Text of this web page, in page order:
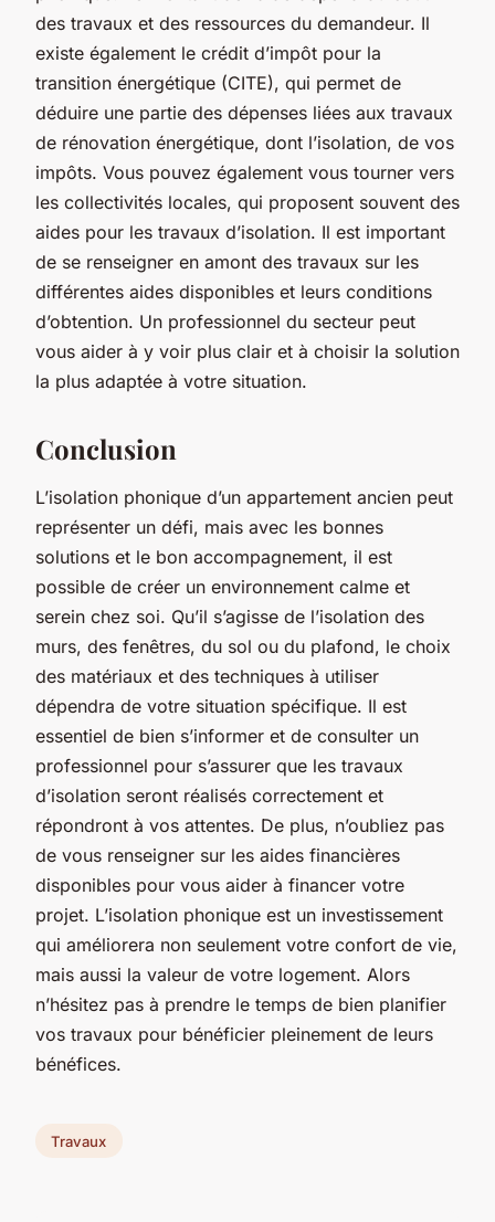
des travaux et des ressources du demandeur. Il
existe également le crédit d’impôt pour la
transition énergétique (CITE), qui permet de
déduire une partie des dépenses liées aux travaux
de rénovation énergétique, dont l’isolation, de vos
impôts. Vous pouvez également vous tourner vers
les collectivités locales, qui proposent souvent des
aides pour les travaux d’isolation. Il est important
de se renseigner en amont des travaux sur les
différentes aides disponibles et leurs conditions
d’obtention. Un professionnel du secteur peut
vous aider à y voir plus clair et à choisir la solution
la plus adaptée à votre situation.
Conclusion
L’isolation phonique d’un appartement ancien peut
représenter un défi, mais avec les bonnes
solutions et le bon accompagnement, il est
possible de créer un environnement calme et
serein chez soi. Qu’il s’agisse de l’isolation des
murs, des fenêtres, du sol ou du plafond, le choix
des matériaux et des techniques à utiliser
dépendra de votre situation spécifique. Il est
essentiel de bien s’informer et de consulter un
professionnel pour s’assurer que les travaux
d’isolation seront réalisés correctement et
répondront à vos attentes. De plus, n’oubliez pas
de vous renseigner sur les aides financières
disponibles pour vous aider à financer votre
projet. L’isolation phonique est un investissement
qui améliorera non seulement votre confort de vie,
mais aussi la valeur de votre logement. Alors
n’hésitez pas à prendre le temps de bien planifier
vos travaux pour bénéficier pleinement de leurs
bénéfices.
Travaux